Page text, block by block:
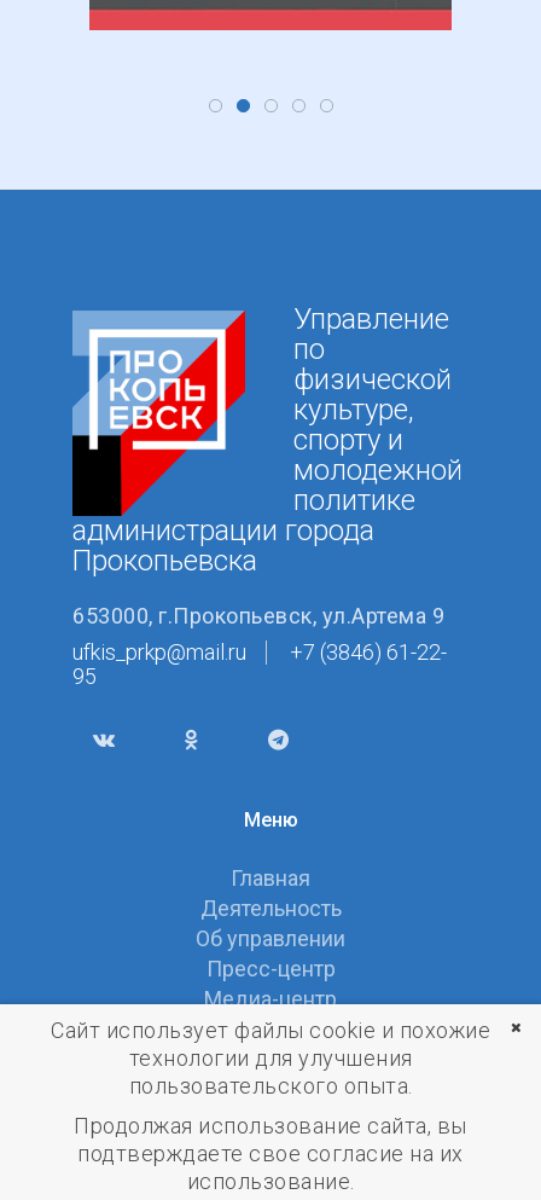
Сайт использует файлы cookie и похожие
технологии для улучшения
пользовательского опыта.
Продолжая использование сайта, вы
подтверждаете свое согласие на их
использование.
Управление
по
физической
культуре,
спорту и
молодежной
политике
администрации города
Прокопьевска
653000, г.Прокопьевск, ул.Артема 9
ufkis_prkp@mail.ru
+7 (3846) 61-22-
95
Меню
Главная
Деятельность
Об управлении
Пресс-центр
Медиа-центр
Документы
Контакты